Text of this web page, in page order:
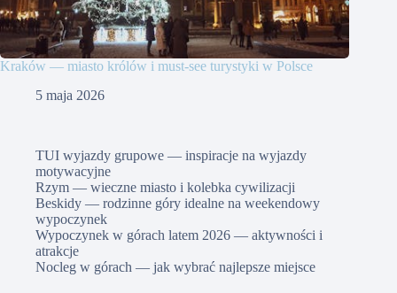
Kraków — miasto królów i must-see turystyki w Polsce
5 maja 2026
TUI wyjazdy grupowe — inspiracje na wyjazdy
motywacyjne
Rzym — wieczne miasto i kolebka cywilizacji
Beskidy — rodzinne góry idealne na weekendowy
wypoczynek
Wypoczynek w górach latem 2026 — aktywności i
atrakcje
Nocleg w górach — jak wybrać najlepsze miejsce